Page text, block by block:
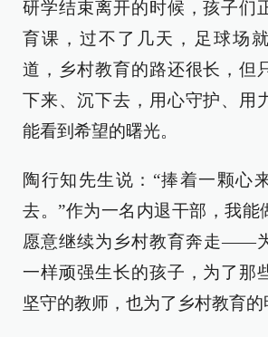
研学结束离开的时候，孩子们
育课，过不了几天，足球场
道，乡村教育的路还很长，但
下来、沉下去，用心守护、用
能看到希望的曙光。
陶行知先生说：“捧着一颗心
去。”作为一名内退干部，我能
愿意继续为乡村教育奔走——
一样顽强生长的孩子，为了那
坚守的教师，也为了乡村教育的